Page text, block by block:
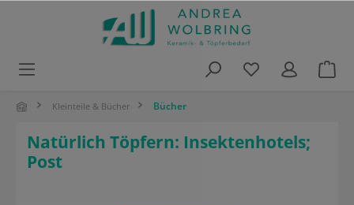
Kleinteile & Bücher Bücher
Natürlich Töpfern: Insektenhotels;
Post